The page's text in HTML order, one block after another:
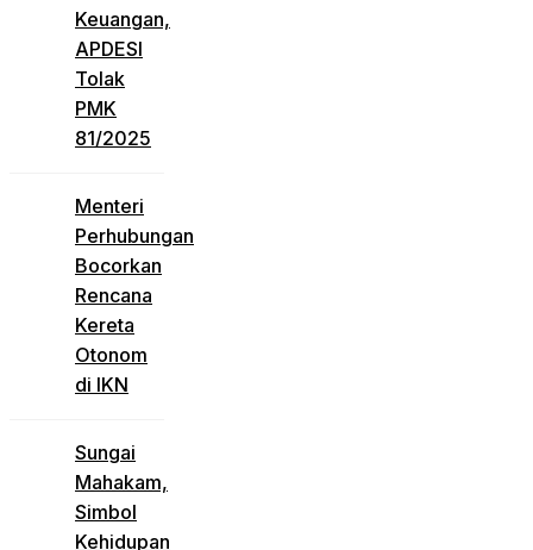
Keuangan,
APDESI
Tolak
PMK
81/2025
Menteri
Perhubungan
Bocorkan
Rencana
Kereta
Otonom
di IKN
Sungai
Mahakam,
Simbol
Kehidupan